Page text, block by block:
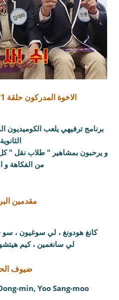
الاخوة المدركون حلقة 271 مترجمة للعربية
برنامج ترفيهي يلعب الكوميديون
و يرحبون بمشاهير " طلاب نقل "
من الفكاهة و
مقدمين
كانغ هودونغ ، لي سوغيون ، سو
لي سانغمين ، كيم
ضيوف
min, Yoo Sang-moo